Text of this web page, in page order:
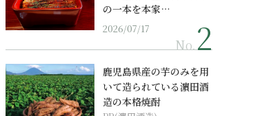
の一本を本家…
2026/07/17
No.
鹿児島県産の芋のみを用
いて造られている濵田酒
造の本格焼酎